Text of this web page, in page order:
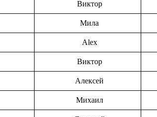
Виктор
Мила
Alex
Виктор
Алексей
Михаил